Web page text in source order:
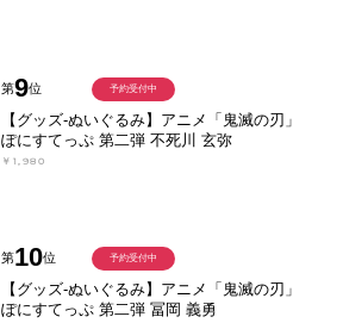
第9位
【グッズ-ぬいぐるみ】アニメ「鬼滅の刃」
ぽにすてっぷ 第二弾 不死川 玄弥
￥1,980
予約受付中
第10位
【グッズ-ぬいぐるみ】アニメ「鬼滅の刃」
ぽにすてっぷ 第二弾 冨岡 義勇
予約受付中